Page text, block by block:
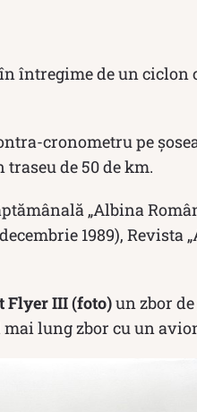
întregime de un ciclon
cronometru pe
traseu de 50 de km.
„Albina
1989), Revista
Flyer III (foto)un zbor
lung zbor cu un